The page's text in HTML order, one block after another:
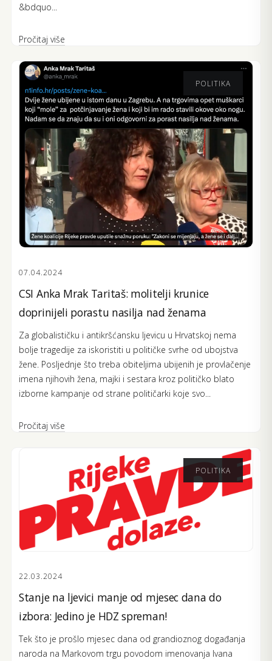
&bdquo...
Pročitaj više
POLITIKA
07.04.2024
CSI Anka Mrak Taritaš: molitelji krunice
doprinijeli porastu nasilja nad ženama
Za globalističku i antikršćansku ljevicu u Hrvatskoj nema
bolje tragedije za iskoristiti u političke svrhe od ubojstva
žene. Posljednje što treba obiteljima ubijenih je provlačenje
imena njihovih žena, majki i sestara kroz političko blato
izborne kampanje od strane političarki koje svo...
Pročitaj više
POLITIKA
22.03.2024
Stanje na ljevici manje od mjesec dana do
izbora: Jedino je HDZ spreman!
Tek što je prošlo mjesec dana od grandioznog događanja
naroda na Markovom trgu povodom imenovanja Ivana